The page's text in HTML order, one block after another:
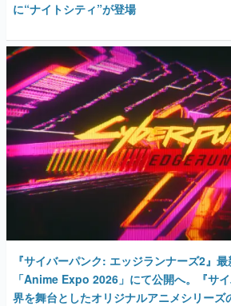
に“ナイトシティ”が登場
『サイバーパンク: エッジランナーズ2』
「Anime Expo 2026」にて公開へ。『サ
界を舞台としたオリジナルアニメシリーズ